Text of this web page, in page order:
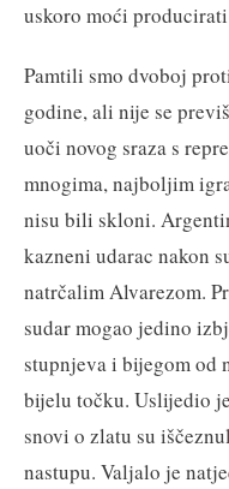
uskoro moći
Pamtili smo dvoboj
godine, ali nije se
uoči novog sraza s
mnogima, najboljim
nisu bili skloni.
kazneni udarac nakon
natrčalim Alvarezom.
sudar mogao jedino
stupnjeva i bijegom od
bijelu točku. Uslijedio
snovi o zlatu su
nastupu. Valjalo je